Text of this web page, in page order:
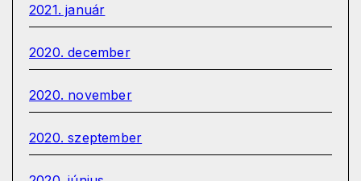
2021. január
2020. december
2020. november
2020. szeptember